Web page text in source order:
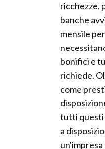
ricchezze,
banche
mensile
bonifici e
richiede.
come
tutti questi
a
un'impresa